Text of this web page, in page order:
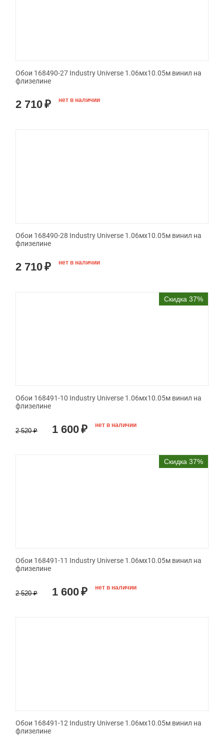
Обои 168490-27 Industry Universe 1.06мx10.05м винил на
флизелине
2 710₽ нет в наличии
Обои 168490-28 Industry Universe 1.06мx10.05м винил на
флизелине
2 710₽ нет в наличии
Скидка 37%
Обои 168491-10 Industry Universe 1.06мx10.05м винил на
флизелине
2 520 ₽ 1 600₽ нет в наличии
Скидка 37%
Обои 168491-11 Industry Universe 1.06мx10.05м винил на
флизелине
2 520 ₽ 1 600₽ нет в наличии
Обои 168491-12 Industry Universe 1.06мx10.05м винил на
флизелине